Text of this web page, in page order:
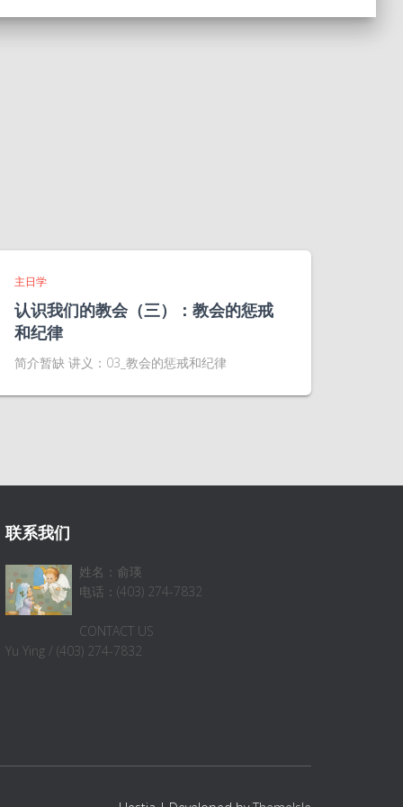
主日学
认识我们的教会（三）：教会的惩戒
和纪律
简介暂缺 讲义：03_教会的惩戒和纪律
联系我们
姓名：俞瑛
电话：(403) 274-7832
CONTACT US
Yu Ying / (403) 274-7832